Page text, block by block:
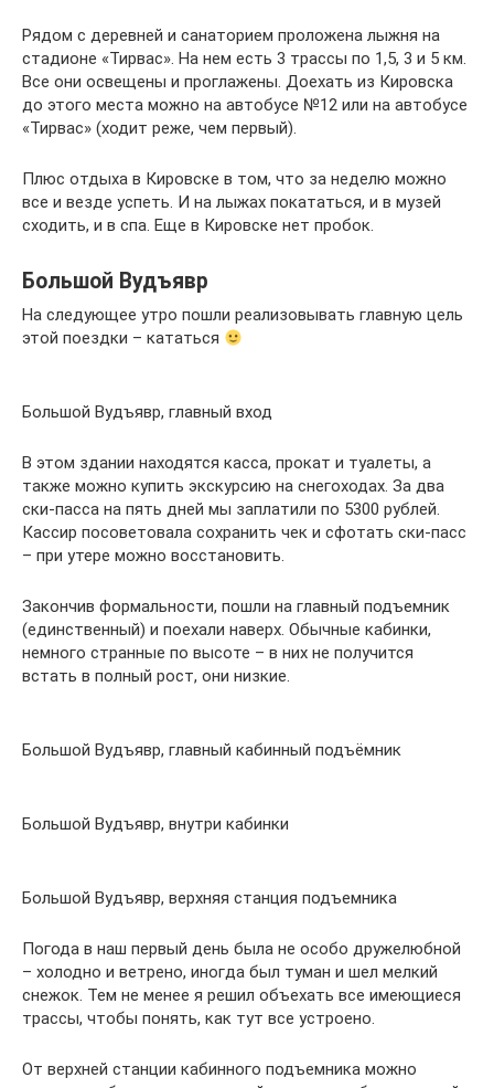
Рядом с деревней и санаторием проложена лыжня на
стадионе «Тирвас». На нем есть 3 трассы по 1,5, 3 и 5 км.
Все они освещены и проглажены. Доехать из Кировска
до этого места можно на автобусе №12 или на автобусе
«Тирвас» (ходит реже, чем первый).
Плюс отдыха в Кировске в том, что за неделю можно
все и везде успеть. И на лыжах покататься, и в музей
сходить, и в спа. Еще в Кировске нет пробок.
Большой Вудъявр
На следующее утро пошли реализовывать главную цель
этой поездки – кататься
Большой Вудъявр, главный вход
В этом здании находятся касса, прокат и туалеты, а
также можно купить экскурсию на снегоходах. За два
ски-пасса на пять дней мы заплатили по 5300 рублей.
Кассир посоветовала сохранить чек и сфотать ски-пасс
– при утере можно восстановить.
Закончив формальности, пошли на главный подъемник
(единственный) и поехали наверх. Обычные кабинки,
немного странные по высоте – в них не получится
встать в полный рост, они низкие.
Большой Вудъявр, главный кабинный подъёмник
Большой Вудъявр, внутри кабинки
Большой Вудъявр, верхняя станция подъемника
Погода в наш первый день была не особо дружелюбной
– холодно и ветрено, иногда был туман и шел мелкий
снежок. Тем не менее я решил объехать все имеющиеся
трассы, чтобы понять, как тут все устроено.
От верхней станции кабинного подъемника можно